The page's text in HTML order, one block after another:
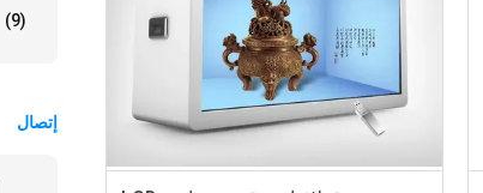
(9)
إتصال